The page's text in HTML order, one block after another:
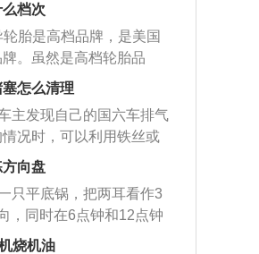
档次
胎是高档品牌，是美国
。虽然是高档轮胎品
端的轮胎都有生产，这
开拓市场。
怎么清理
主发现自己的国六车排气
况时，可以利用铁丝或
将杂物给取出来，如果
严重，也可以采取应急措
直接利用木棍将所有的
里面的位置处，然后将
开，就可以将堵塞的东
向盘
只平底锅，把两耳看作3
，同时在6点钟和12点钟
。 <&list>2、双手握住
烧机油